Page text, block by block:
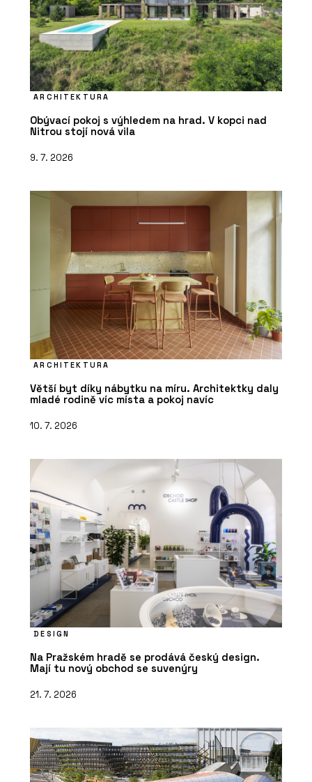
ARCHITEKTURA
Obývací pokoj s výhledem na hrad. V kopci nad
Nitrou stojí nová vila
9. 7. 2026
ARCHITEKTURA
Větší byt díky nábytku na míru. Architektky daly
mladé rodině víc místa a pokoj navíc
10. 7. 2026
DESIGN
Na Pražském hradě se prodává český design.
Mají tu nový obchod se suvenýry
21. 7. 2026